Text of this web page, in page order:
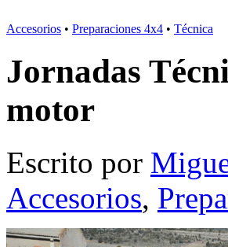
Accesorios • Preparaciones 4x4 • Técnica
Jornadas
motor
Escrito por
Accesorios,